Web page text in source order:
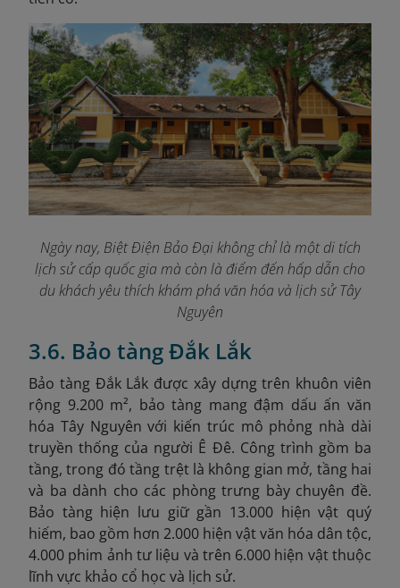
Ngày nay, Biệt Điện Bảo Đại không chỉ là một di tích
lịch sử cấp quốc gia mà còn là điểm đến hấp dẫn cho
du khách yêu thích khám phá văn hóa và lịch sử Tây
Nguyên
3.6. Bảo tàng Đắk Lắk
Bảo tàng Đắk Lắk được xây dựng trên khuôn viên
rộng 9.200 m², bảo tàng mang đậm dấu ấn văn
hóa Tây Nguyên với kiến trúc mô phỏng nhà dài
truyền thống của người Ê Đê. Công trình gồm ba
tầng, trong đó tầng trệt là không gian mở, tầng hai
và ba dành cho các phòng trưng bày chuyên đề.
Bảo tàng hiện lưu giữ gần 13.000 hiện vật quý
hiếm, bao gồm hơn 2.000 hiện vật văn hóa dân tộc,
4.000 phim ảnh tư liệu và trên 6.000 hiện vật thuộc
lĩnh vực khảo cổ học và lịch sử.